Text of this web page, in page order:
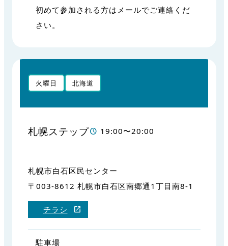
初めて参加される方はメールでご連絡くだ
さい。
火曜日 北海道
札幌ステップ 19:00〜20:00
札幌市白石区民センター
〒003-8612 札幌市白石区南郷通1丁目南8-1
チラシ
駐車場